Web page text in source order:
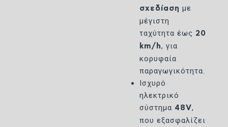
σχεδίαση με
μέγιστη
ταχύτητα έως 20
km/h, για
κορυφαία
παραγωγικότητα.
Ισχυρό
ηλεκτρικό
σύστημα 48V,
που εξασφαλίζει